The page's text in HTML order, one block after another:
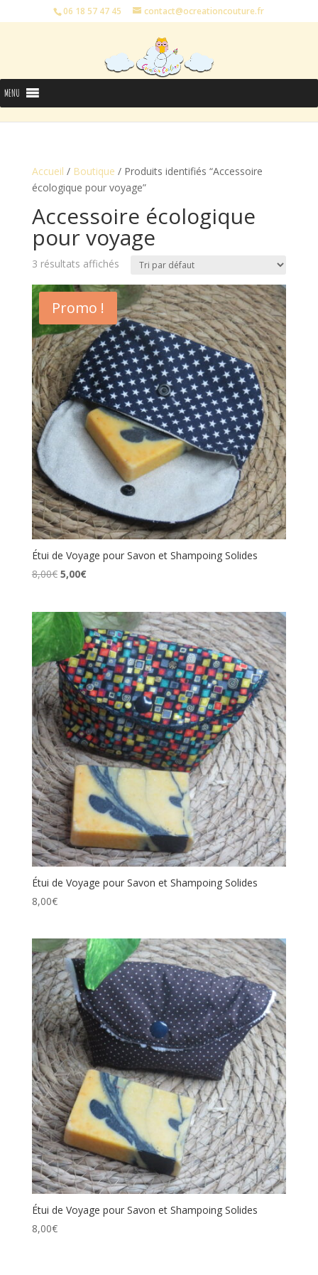
06 18 57 47 45 contact@ocreationcouture.fr
MENU
Accueil / Boutique / Produits identifiés “Accessoire
écologique pour voyage”
Accessoire écologique
pour voyage
3 résultats affichés
Promo !
Étui de Voyage pour Savon et Shampoing Solides
8,00€ Le
était :
8,00€.
5,00€Le
est :
5,00€.
Étui de Voyage pour Savon et Shampoing Solides
8,00€
Étui de Voyage pour Savon et Shampoing Solides
8,00€